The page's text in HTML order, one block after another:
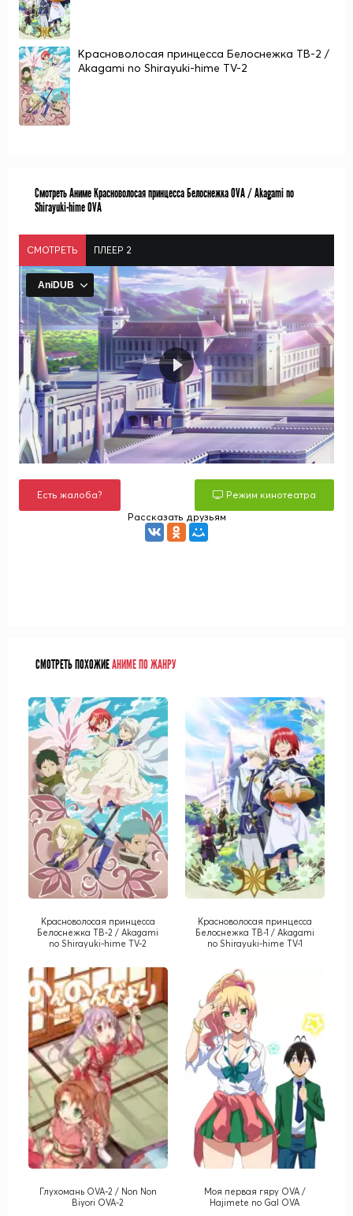
Красноволосая принцесса Белоснежка ТВ-2 /
Akagami no Shirayuki-hime TV-2
Смотреть Аниме Красноволосая принцесса Белоснежка OVA / Akagami no
Shirayuki-hime OVA
СМОТРЕТЬ ПЛЕЕР 2
Есть жалоба?
Режим кинотеатра
Рассказать друзьям
СМОТРЕТЬ ПОХОЖИЕАНИМЕ ПО ЖАНРУ
Красноволосая принцесса
Белоснежка ТВ-2 / Akagami
no Shirayuki-hime TV-2
Красноволосая принцесса
Белоснежка ТВ-1 / Akagami
no Shirayuki-hime TV-1
Глухомань OVA-2 / Non Non
Biyori OVA-2
Моя первая гяру OVA /
Hajimete no Gal OVA